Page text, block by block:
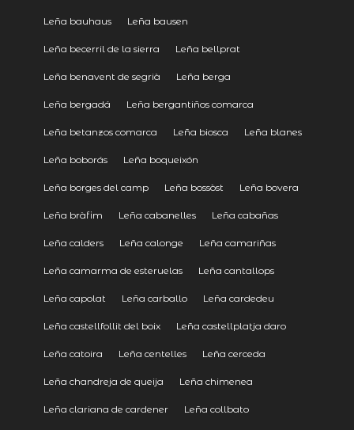
Leña bauhaus Leña bausen
Leña becerril de la sierra Leña bellprat
Leña benavent de segrià Leña berga
Leña bergadá Leña bergantiños comarca
Leña betanzos comarca Leña biosca Leña blanes
Leña boborás Leña boqueixón
Leña borges del camp Leña bossòst Leña bovera
Leña bràfim Leña cabanelles Leña cabañas
Leña calders Leña calonge Leña camariñas
Leña camarma de esteruelas Leña cantallops
Leña capolat Leña carballo Leña cardedeu
Leña castellfollit del boix Leña castellplatja daro
Leña catoira Leña centelles Leña cerceda
Leña chandreja de queija Leña chimenea
Leña clariana de cardener Leña collbato